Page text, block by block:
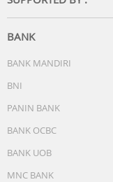
Spesifikasi:
- Daya : 350 W
- Pegangan lunak
- Mudah diatur dan
selang yang mudah
- Kontrol suhu
- Lampu indikator
BANK
BANK MANDIRI
BNI
PANIN BANK
BANK OCBC
BANK UOB
MNC BANK